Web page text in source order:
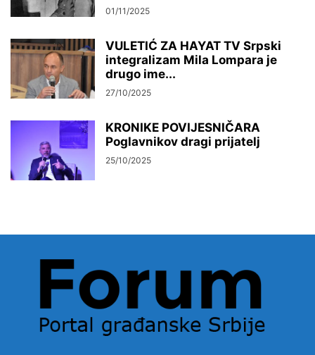
01/11/2025
VULETIĆ ZA HAYAT TV Srpski
integralizam Mila Lompara je
drugo ime...
27/10/2025
KRONIKE POVIJESNIČARA
Poglavnikov dragi prijatelj
25/10/2025